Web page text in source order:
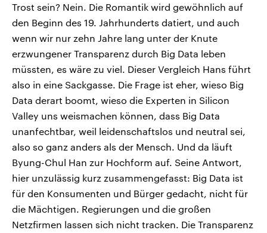
Trost sein? Nein. Die Romantik wird gewöhnlich auf
den Beginn des 19. Jahrhunderts datiert, und auch
wenn wir nur zehn Jahre lang unter der Knute
erzwungener Transparenz durch Big Data leben
müssten, es wäre zu viel. Dieser Vergleich Hans führt
also in eine Sackgasse. Die Frage ist eher, wieso Big
Data derart boomt, wieso die Experten in Silicon
Valley uns weismachen können, dass Big Data
unanfechtbar, weil leidenschaftslos und neutral sei,
also so ganz anders als der Mensch. Und da läuft
Byung-Chul Han zur Hochform auf. Seine Antwort,
hier unzulässig kurz zusammengefasst: Big Data ist
für den Konsumenten und Bürger gedacht, nicht für
die Mächtigen. Regierungen und die großen
Netzfirmen lassen sich nicht tracken. Die Transparenz